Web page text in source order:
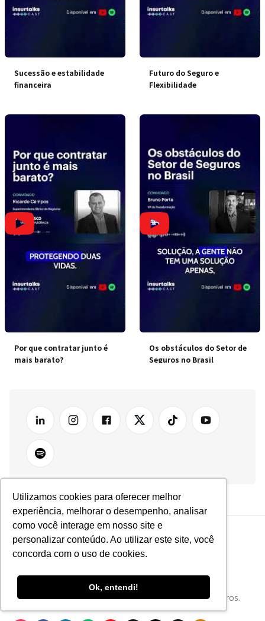
Utilizamos cookies para oferecer melhor
experiência, melhorar o desempenho, analisar
como você interage em nosso site e
personalizar conteúdo. Ao utilizar este site, você
concorda com o uso de cookies.
Ok, entendi!
Sucessão e estabilidade
financeira
Futuro do Seguro e
Flexibilidade
Por que contratar junto é
mais barato?
Os obstáculos do Setor de
Seguros no Brasil
Tudo sobre Tecnologia e Inovação no Mercado de Seguros.